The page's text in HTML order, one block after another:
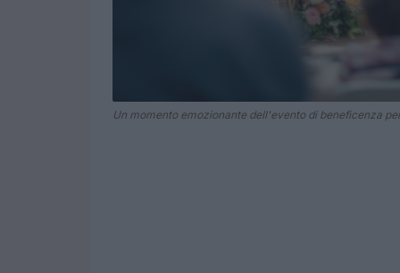
Un momento emozionante dell'evento di beneficenza